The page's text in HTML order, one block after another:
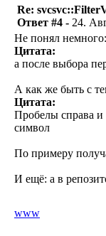
Re:
Ответ #4 - 24.
Не понял немного:
Цитата:
а после выбора
А как же быть с
Цитата:
Пробелы справа и
символ
По примеру
И ещё: а в
www